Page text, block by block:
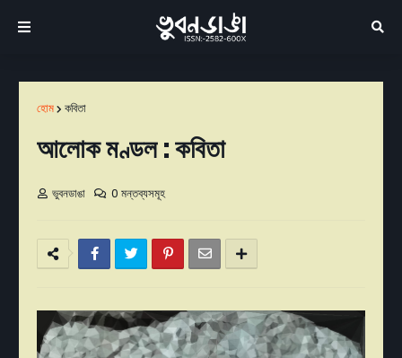
হোম কবিতা
আলোক মণ্ডল : কবিতা
ভুবনডাঙা 0 মন্তব্যসমূহ